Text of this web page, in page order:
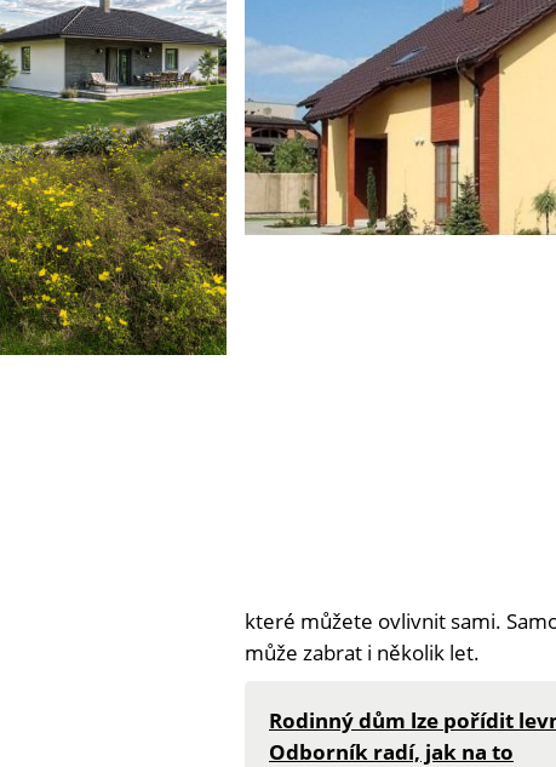
které můžete ovlivnit sami.
může zabrat i několik let.
Rodinný dům lze pořídit
Odborník radí, jak na to